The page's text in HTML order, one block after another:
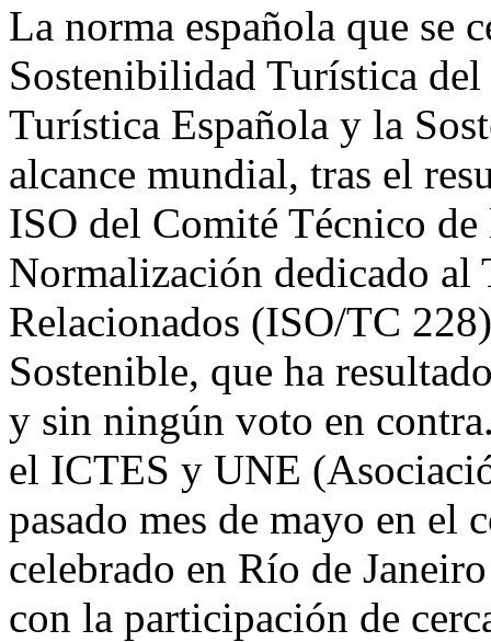
La norma española que se
Sostenibilidad Turística
Turística Española y la
alcance mundial, tras el
ISO del Comité Técnico
Normalización dedicado al
Relacionados (ISO/TC
Sostenible, que ha
y sin ningún voto en
el ICTES y UNE
pasado mes de mayo en el
celebrado en Río de
con la participación de